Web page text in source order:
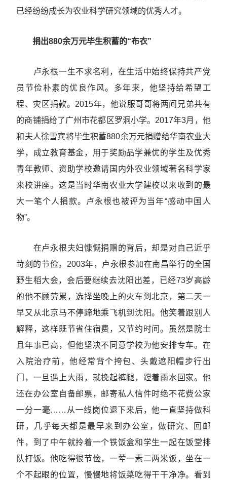
已经纷纷成长为农业科学研究领域的优秀人才。
捐出880余万元毕生积蓄的“布衣”
卢永根一生不求名利，在生活中始终保持共产党
员节俭朴素的优良作风。多年来，他坚持给希望工
程、灾区捐款。2015年，他说服哥哥将两间兄弟共有
的商铺捐给了广州市花都区罗洞小学。2017年3月，他
和夫人徐雪宾将毕生积蓄880余万元捐赠给华南农业大
学，成立教育基金，用于奖励品学兼优的学生及优秀
青年教师、资助学校邀请国内外农业领域著名科学家
来校讲座。这是当时华南农业大学建校以来收到的最
大一笔个人捐款。卢永根也被评为当年“感动中国人
物”。
在卢永根夫妇慷慨捐赠的背后，却是对自己近乎
苛刻的节俭。2003年，卢永根参加在南昌举行的全国
野生稻大会，会后要继续去沈阳出差，已经73岁高龄
的他不顾劳累，选择坐晚上的火车到北京，第二天一
早又从北京马不停蹄地乘飞机到沈阳。他笑着跟别人
解释，这样既节省住宿费，又节约时间。虽然是院士
且年事已高，但他坚决不同意学校为他安排专车。在
入院治疗前，他经常背个挎包、头戴遮阳帽步行出
门，一旦遇上大雨，就挽起裤腿，蹚着雨水回家。他
还在办公室自备邮票，邮寄私人信件时绝不花费公家
一分一毫……从一线岗位退下来后，他一直坚持做科
研，几乎每天都是最早来到办公室，做研究、回邮
件，到了中午就拎着一个铁饭盒和学生一起在饭堂排
队打饭。他吃得很节俭，一荤一素二两米饭，坐在一
个不起眼的位置，慢慢地将饭菜吃得干干净净。看到